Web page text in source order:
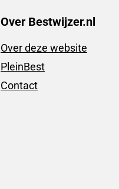
Over Bestwijzer.nl
Over deze website
PleinBest
Contact